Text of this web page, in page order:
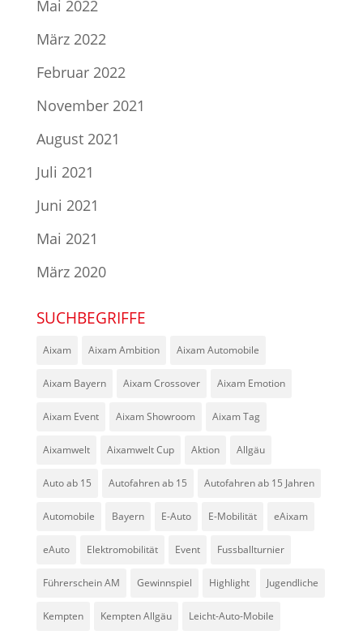
Mai 2022
März 2022
Februar 2022
November 2021
August 2021
Juli 2021
Juni 2021
Mai 2021
März 2020
SUCHBEGRIFFE
Aixam Aixam Ambition Aixam Automobile
Aixam Bayern Aixam Crossover Aixam Emotion
Aixam Event Aixam Showroom Aixam Tag
Aixamwelt Aixamwelt Cup Aktion Allgäu
Auto ab 15 Autofahren ab 15 Autofahren ab 15 Jahren
Automobile Bayern E-Auto E-Mobilität eAixam
eAuto Elektromobilität Event Fussballturnier
Führerschein AM Gewinnspiel Highlight Jugendliche
Kempten Kempten Allgäu Leicht-Auto-Mobile